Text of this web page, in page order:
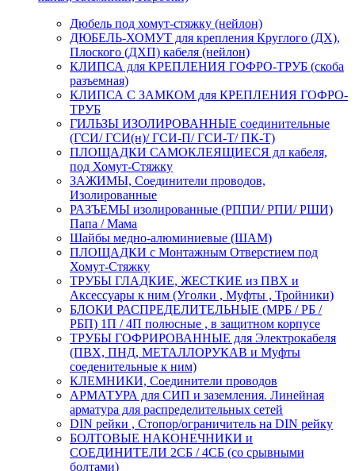
Дюбель под хомут-стяжку (нейлон)
ДЮБЕЛЬ-ХОМУТ для крепления Круглого (ДХ),
Плоского (ДХП) кабеля (нейлон)
КЛИПСА для КРЕПЛЕНИЯ ГОФРО-ТРУБ (скоба
разъемная)
КЛИПСА С ЗАМКОМ для КРЕПЛЕНИЯ ГОФРО-
ТРУБ
ГИЛЬЗЫ ИЗОЛИРОВАННЫЕ соединительные
(ГСИ/ ГСИ(н)/ ГСИ-П/ ГСИ-Т/ ПК-Т)
ПЛОЩАДКИ САМОКЛЕЯЩИЕСЯ дл кабеля,
под Хомут-Стяжку
ЗАЖИМЫ, Соединители проводов,
Изолированные
РАЗЪЕМЫ изолированные (РППИ/ РПИ/ РШИ)
Папа / Мама
Шайбы медно-алюминиевые (ШАМ)
ПЛОЩАДКИ с Монтажным Отверстием под
Хомут-Стяжку
ТРУБЫ ГЛАДКИЕ, ЖЕСТКИЕ из ПВХ и
Аксессуары к ним (Уголки , Муфты , Тройники)
БЛОКИ РАСПРЕДЕЛИТЕЛЬНЫЕ (МРБ / РБ /
РБП) 1П / 4П полюсные , в защитном корпусе
ТРУБЫ ГОФРИРОВАННЫЕ для Электрокабеля
(ПВХ, ПНД, МЕТАЛЛОРУКАВ и Муфты
соеденительные к ним)
КЛЕМНИКИ, Соединители проводов
АРМАТУРА для СИП и заземления. Линейная
арматура для распределительных сетей
DIN рейки , Стопор/ограничитель на DIN рейку
БОЛТОВЫЕ НАКОНЕЧНИКИ и
СОЕДИНИТЕЛИ 2СБ / 4СБ (со срывными
болтами)